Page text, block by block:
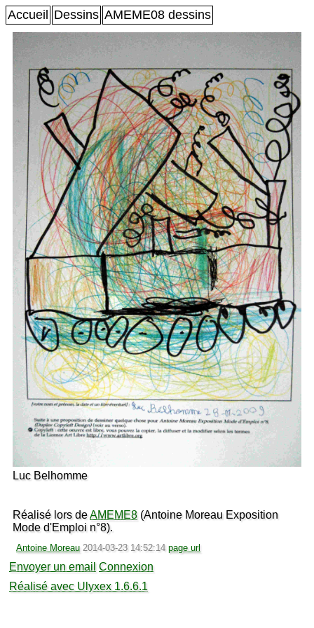
Accueil Dessins AMEME08 dessins
Luc Belhomme
Réalisé lors deAMEME8(Antoine Moreau Exposition
Mode d'Emploi n°8).
Antoine Moreau 2014-03-23 14:52:14 page url
Envoyer un email Connexion
Réalisé avec Ulyxex 1.6.6.1